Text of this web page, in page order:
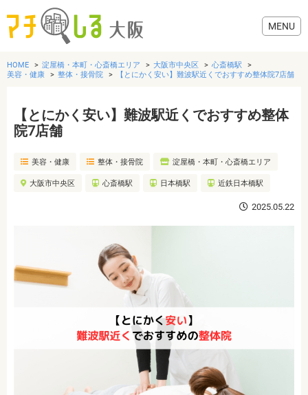
グルメ
歯医者・病院
生活
HOME 淀屋橋・本町・心斎橋エリア 大阪市中央区
心斎橋駅
美容・健康
整体・接骨院 【とにかく安い】難波駅近くでおすすめ整体院7店舗
【とにかく安い】難波駅近くでおすすめ整体
院7店舗
美容・健康 整体・接骨院 淀屋橋・本町・心斎橋エリア
大阪市中央区 心斎橋駅 日本橋駅 近鉄日本橋駅
2025.05.22